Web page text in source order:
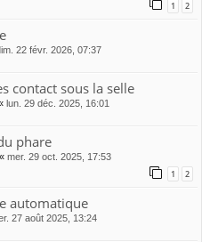
1 2
22 févr. 2026, 07:37
contact sous la selle
lun. 29 déc. 2025, 16:01
phare
« mer. 29 oct. 2025, 17:53
1 2
automatique
27 août 2025, 13:24